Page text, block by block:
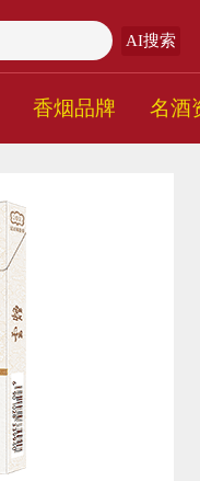
AI搜索
香烟品牌 名酒